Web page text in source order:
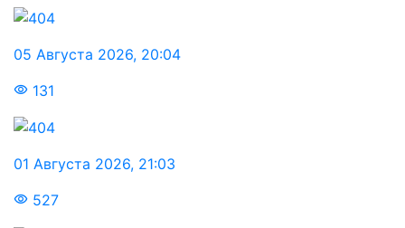
05 Августа 2026, 20:04
131
01 Августа 2026, 21:03
527